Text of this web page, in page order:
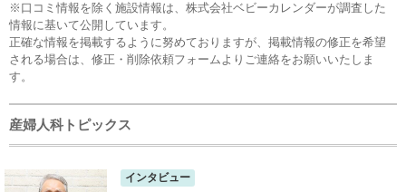
※口コミ情報を除く施設情報は、株式会社ベビーカレンダーが調査した
情報に基いて公開しています。
正確な情報を掲載するように努めておりますが、掲載情報の修正を希望
される場合は、 修正・削除依頼フォームよりご連絡をお願いいたしま
す。
産婦人科トピックス
インタビュー